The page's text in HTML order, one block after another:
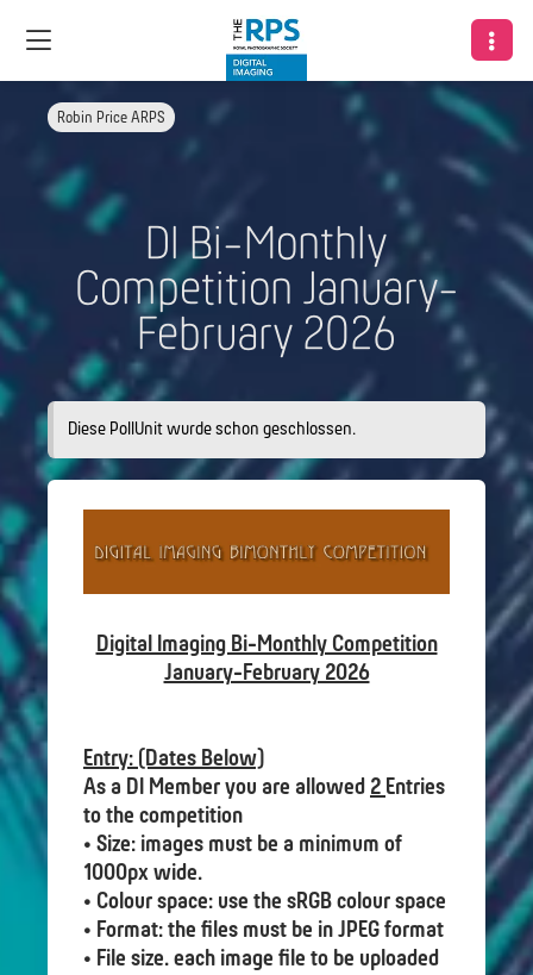
Robin Price ARPS
DI Bi-Monthly
Competition January-
February 2026
Diese PollUnit wurde schon geschlossen.
Digital Imaging Bi-Monthly Competition
January-February 2026
Entry: (Dates Below)
As a DI Member you are allowed 2 Entries
to the competition
• Size: images must be a minimum of
1000px wide.
• Colour space: use the sRGB colour space
• Format: the files must be in JPEG format
• File size. each image file to be uploaded